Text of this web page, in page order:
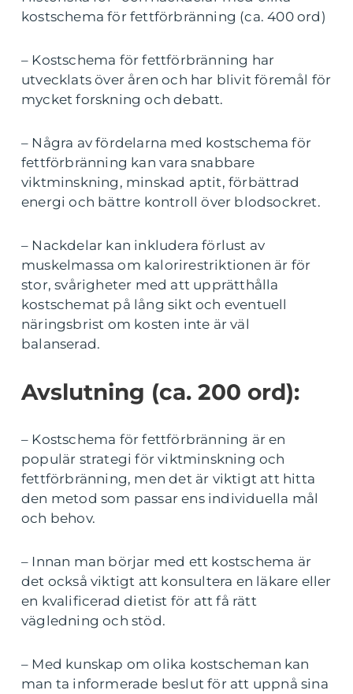
kostschema för fettförbränning (ca. 400 ord)
– Kostschema för fettförbränning har
utvecklats över åren och har blivit föremål för
mycket forskning och debatt.
– Några av fördelarna med kostschema för
fettförbränning kan vara snabbare
viktminskning, minskad aptit, förbättrad
energi och bättre kontroll över blodsockret.
– Nackdelar kan inkludera förlust av
muskelmassa om kalorirestriktionen är för
stor, svårigheter med att upprätthålla
kostschemat på lång sikt och eventuell
näringsbrist om kosten inte är väl
balanserad.
Avslutning (ca. 200 ord):
– Kostschema för fettförbränning är en
populär strategi för viktminskning och
fettförbränning, men det är viktigt att hitta
den metod som passar ens individuella mål
och behov.
– Innan man börjar med ett kostschema är
det också viktigt att konsultera en läkare eller
en kvalificerad dietist för att få rätt
vägledning och stöd.
– Med kunskap om olika kostscheman kan
man ta informerade beslut för att uppnå sina